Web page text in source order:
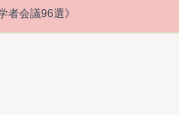
者会議96選》